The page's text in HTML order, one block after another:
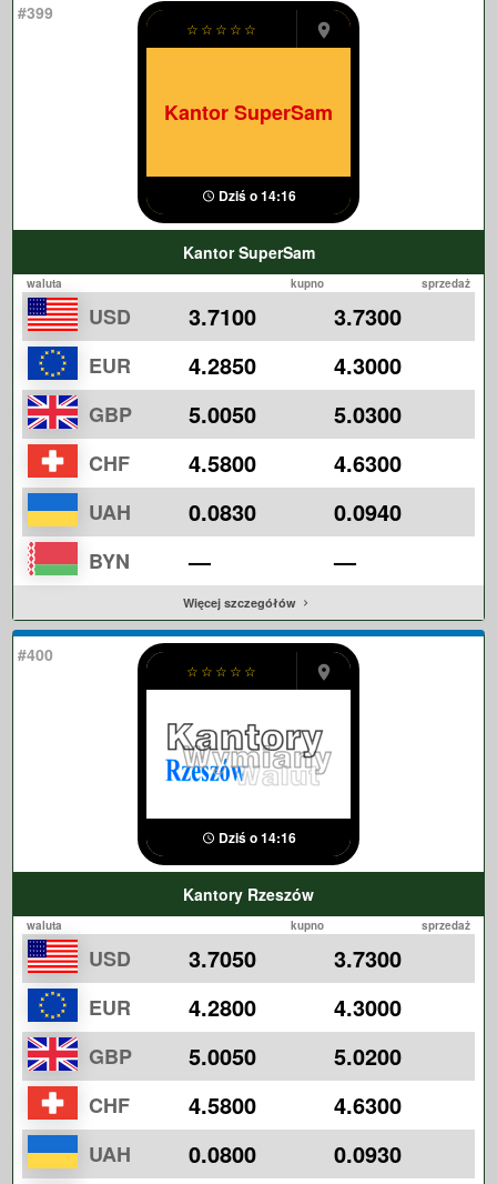
#399
☆
☆
☆
☆
☆
Kantor SuperSam
Dziś o 14:16
Kantor SuperSam
waluta kupno sprzedaż
USD 3.7100 3.7300
EUR 4.2850 4.3000
GBP 5.0050 5.0300
CHF 4.5800 4.6300
UAH 0.0830 0.0940
BYN — —
Więcej szczegółów
#400
☆
☆
☆
☆
☆
Dziś o 14:16
Kantory Rzeszów
waluta kupno sprzedaż
USD 3.7050 3.7300
EUR 4.2800 4.3000
GBP 5.0050 5.0200
CHF 4.5800 4.6300
UAH 0.0800 0.0930